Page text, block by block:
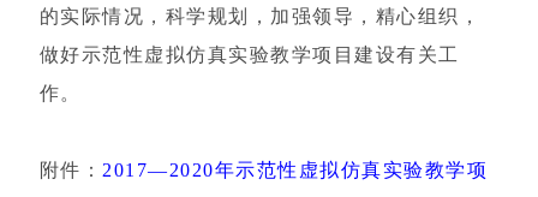
的实际情况，科学规划，加强领导，精心组织，
做好示范性虚拟仿真实验教学项目建设有关工
作。
附件： 2017—2020年示范性虚拟仿真实验教学项